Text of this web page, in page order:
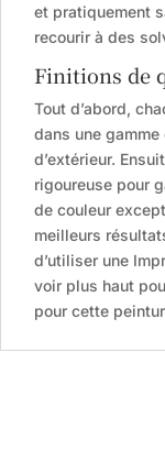
et pratiquement
recourir à des
Finitions de
Tout d’abord,
dans une
d’extérieur.
rigoureuse pour
de couleur
meilleurs
d’utiliser une
voir plus haut
pour cette